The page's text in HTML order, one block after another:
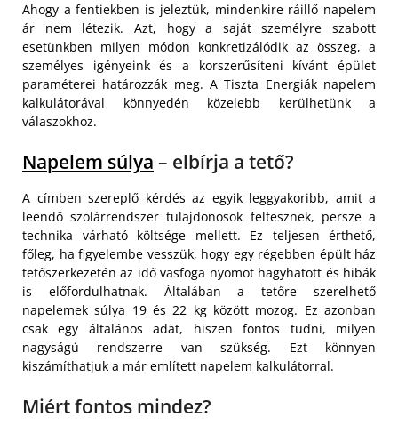
Ahogy a fentiekben is jeleztük, mindenkire ráillő napelem
ár nem létezik. Azt, hogy a saját személyre szabott
esetünkben milyen módon konkretizálódik az összeg, a
személyes igényeink és a korszerűsíteni kívánt épület
paraméterei határozzák meg. A Tiszta Energiák napelem
kalkulátorával könnyedén közelebb kerülhetünk a
válaszokhoz.
Napelem súlya – elbírja a tető?
A címben szereplő kérdés az egyik leggyakoribb, amit a
leendő szolárrendszer tulajdonosok feltesznek, persze a
technika várható költsége mellett. Ez teljesen érthető,
főleg, ha figyelembe vesszük, hogy egy régebben épült ház
tetőszerkezetén az idő vasfoga nyomot hagyhatott és hibák
is előfordulhatnak. Általában a tetőre szerelhető
napelemek súlya 19 és 22 kg között mozog. Ez azonban
csak egy általános adat, hiszen fontos tudni, milyen
nagyságú rendszerre van szükség. Ezt könnyen
kiszámíthatjuk a már említett napelem kalkulátorral.
Miért fontos mindez?